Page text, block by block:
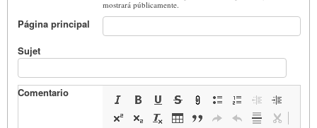
mostrará públicamente.
Página principal
Sujet
Comentario